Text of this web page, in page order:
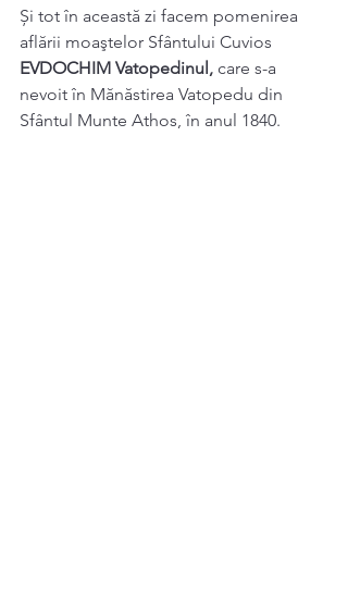
Și tot în această zi facem pomenirea
aflării moaştelor Sfântului Cuvios
EVDOCHIM Vatopedinul, care s-a
nevoit în Mănăstirea Vatopedu din
Sfântul Munte Athos, în anul 1840.